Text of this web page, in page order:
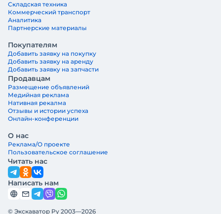
Складская техника
Коммерческий транспорт
Аналитика
Партнерские материалы
Покупателям
Добавить заявку на покупку
Добавить заявку на аренду
Добавить заявку на запчасти
Продавцам
Размещение объявлений
Медийная реклама
Нативная рекалма
Отзывы и истории успеха
Онлайн-конференции
О нас
Реклама/О проекте
Пользовательское соглашение
Читать нас
Написать нам
© Экскаватор Ру 2003—2026